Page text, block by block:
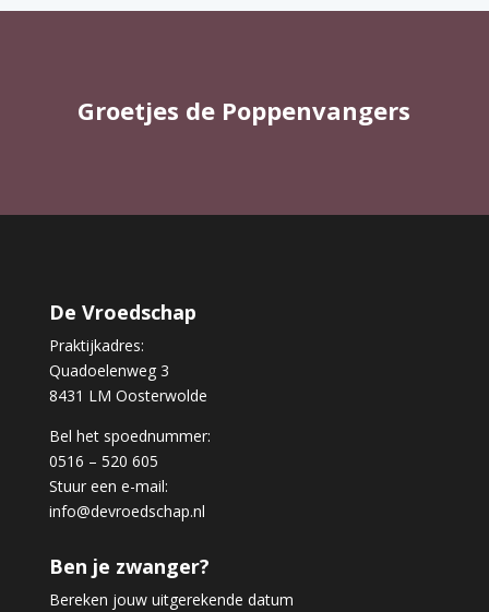
Groetjes de Poppenvangers
De Vroedschap
Praktijkadres:
Quadoelenweg 3
8431 LM Oosterwolde
Bel het spoednummer:
0516 – 520 605
Stuur een e-mail:
info@devroedschap.nl
Ben je zwanger?
Bereken jouw uitgerekende datum